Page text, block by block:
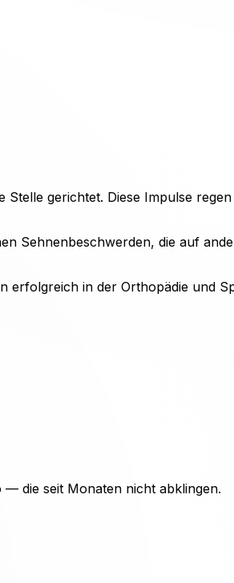
gerichtet. Diese Impulse
Sehnenbeschwerden, die auf
in der Orthopädie und
die seit Monaten nicht abklingen.